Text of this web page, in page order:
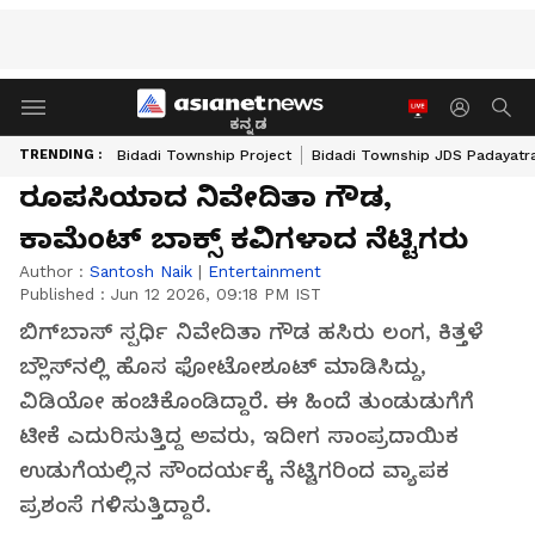
ಕನ್ನಡ
TRENDING : Bidadi Township Project Bidadi Township JDS
ರೂಪಸಿಯಾದ ನಿವೇದಿತಾ ಗೌಡ,
ಕಾಮೆಂಟ್‌ ಬಾಕ್ಸ್‌ ಕವಿಗಳಾದ ನೆಟ್ಟಿಗರು
Author : Santosh Naik | Entertainment
Published : Jun 12 2026, 09:18 PM IST
ಬಿಗ್‌ಬಾಸ್‌ ಸ್ಪರ್ಧಿ ನಿವೇದಿತಾ ಗೌಡ ಹಸಿರು ಲಂಗ, ಕಿತ್ತಳೆ
ಬ್ಲೌಸ್‌ನಲ್ಲಿ ಹೊಸ ಫೋಟೋಶೂಟ್‌ ಮಾಡಿಸಿದ್ದು,
ವಿಡಿಯೋ ಹಂಚಿಕೊಂಡಿದ್ದಾರೆ. ಈ ಹಿಂದೆ ತುಂಡುಡುಗೆಗೆ
ಟೀಕೆ ಎದುರಿಸುತ್ತಿದ್ದ ಅವರು, ಇದೀಗ ಸಾಂಪ್ರದಾಯಿಕ
ಉಡುಗೆಯಲ್ಲಿನ ಸೌಂದರ್ಯಕ್ಕೆ ನೆಟ್ಟಿಗರಿಂದ ವ್ಯಾಪಕ
ಪ್ರಶಂಸೆ ಗಳಿಸುತ್ತಿದ್ದಾರೆ.